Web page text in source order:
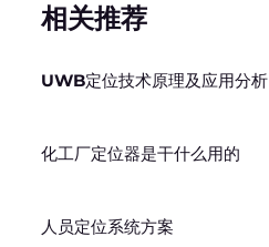
相关推荐
UWB定位技术原理及应用分析
化工厂定位器是干什么用的
人员定位系统方案